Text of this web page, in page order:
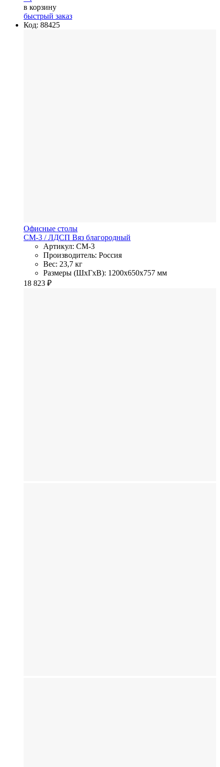
в корзину
быстрый заказ
Код: 88425
Офисные столы
СМ-3 / ЛДСП Вяз благородный
Артикул: СМ-3
Производитель: Россия
Вес: 23,7 кг
Размеры (ШхГхВ): 1200x650x757 мм
18 823 ₽